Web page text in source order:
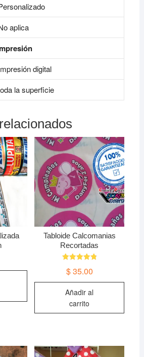
aplica
digital
la superficie
Tabloide Calcomanias
Recortadas
en
de 5
$35.00
Añadir al
carrito